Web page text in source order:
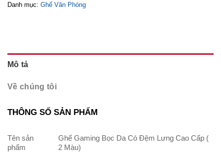
Danh mục: Ghế Văn Phòng
Mô tả
Về chúng tôi
THÔNG SỐ SẢN PHẨM
Tên sản
phẩm
Ghế Gaming Bọc Da Có Đệm Lưng Cao Cấp (
2 Màu)